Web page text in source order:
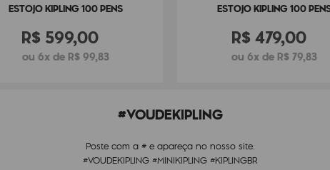
ESTOJO KIPLING 100 PENS
R$ 599,00
ou 6x de R$ 99,83
ESTOJO KIPLING 100
R$ 479,00
ou 6x de R$ 79,83
#VOUDEKIPLING
Poste com a # e apareça no nosso site.
#VOUDEKIPLING #MINIKIPLING #KIPLINGBR